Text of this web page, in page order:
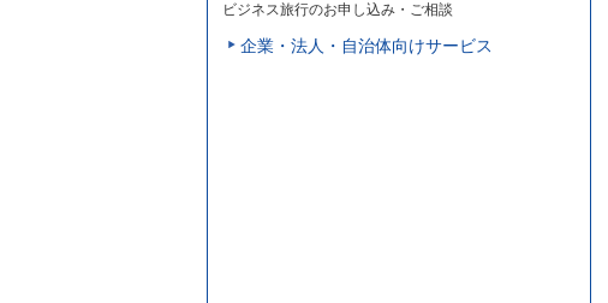
ビジネス旅行のお申し込み・ご相談
企業・法人・自治体向けサービス